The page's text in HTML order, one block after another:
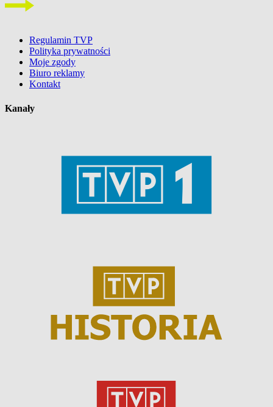
Regulamin TVP
Polityka prywatności
Moje zgody
Biuro reklamy
Kontakt
Kanały